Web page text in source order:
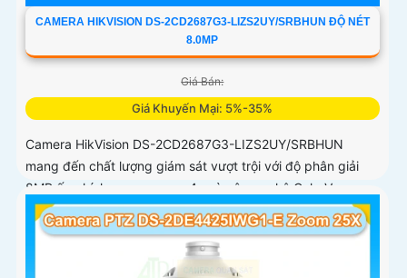
CAMERA HIKVISION DS-2CD2687G3-LIZS2UY/SRBHUN ĐỘ NÉT
8.0MP
Giá Bán:
Giá Khuyến Mại: 5%-35%
Camera HikVision DS-2CD2687G3-LIZS2UY/SRBHUN
mang đến chất lượng giám sát vượt trội với độ phân giải
8MP ống kính zoom quang 4x và công nghệ ColorVu